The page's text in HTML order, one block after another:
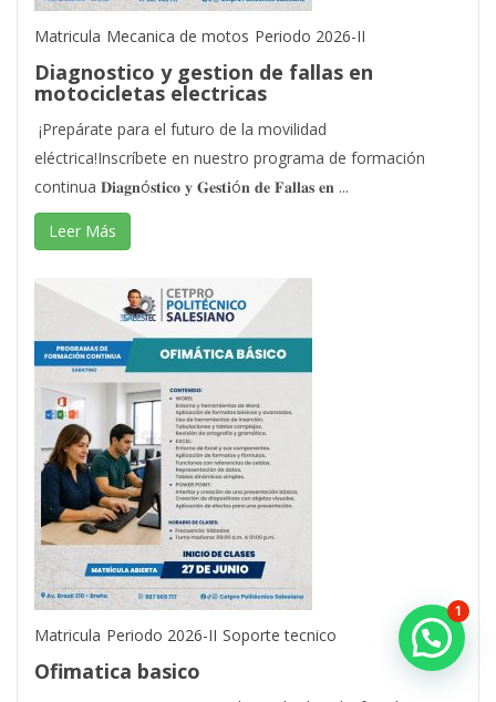
Matricula Mecanica de motos Periodo 2026-II
Diagnostico y gestion de fallas en
motocicletas electricas
¡Prepárate para el futuro de la movilidad
eléctrica!Inscríbete en nuestro programa de formación
continua 𝐃𝐢𝐚𝐠𝐧ó𝐬𝐭𝐢𝐜𝐨 𝐲 𝐆𝐞𝐬𝐭𝐢ó𝐧 𝐝𝐞 𝐅𝐚𝐥𝐥𝐚𝐬 𝐞𝐧 ...
Leer Más
Matricula Periodo 2026-II Soporte tecnico
Ofimatica basico
1